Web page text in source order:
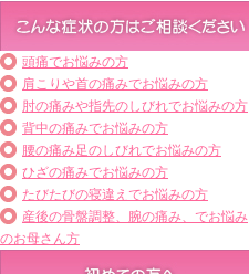
頭痛でお悩みの方
肩こりや首の痛みでお悩みの方
肘の痛みや指先のしびれでお悩みの方
背中の痛みでお悩みの方
腰の痛み足のしびれでお悩みの方
ひざの痛みでお悩みの方
たびたびの寝違えでお悩みの方
産後の骨盤調整、腕の痛み、でお悩み
のお母さん方